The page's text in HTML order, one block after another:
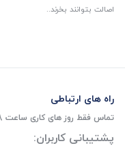
اصالت بتوانند بخرند..
راه های ارتباطی
تماس فقط روز های کاری ساعت 8الی13
پشتیبانی کاربران: